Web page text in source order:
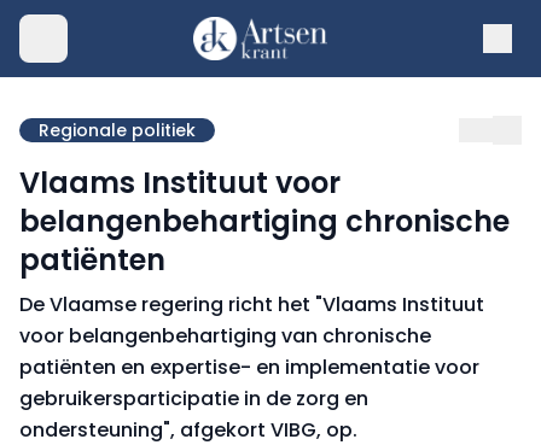
Regionale politiek
Vlaams Instituut voor
belangenbehartiging chronische
patiënten
De Vlaamse regering richt het "Vlaams Instituut
voor belangenbehartiging van chronische
patiënten en expertise- en implementatie voor
gebruikersparticipatie in de zorg en
ondersteuning", afgekort VIBG, op.